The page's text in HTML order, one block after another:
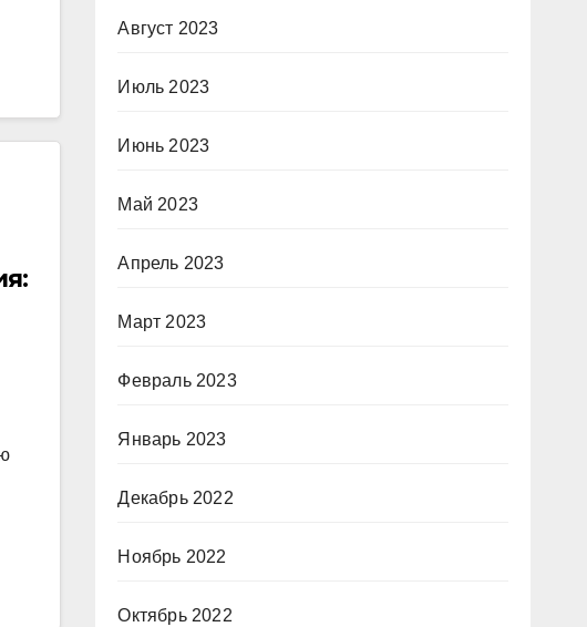
Август 2023
Июль 2023
Июнь 2023
Май 2023
Апрель 2023
Март 2023
Февраль 2023
Январь 2023
Декабрь 2022
Ноябрь 2022
Октябрь 2022